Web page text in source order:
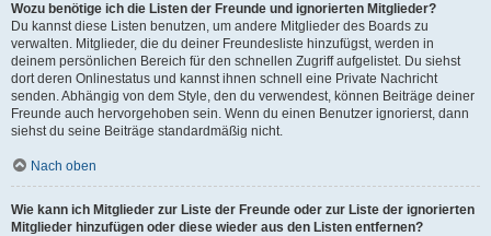
Wozu benötige ich die Listen der Freunde und ignorierten Mitglieder?
Du kannst diese Listen benutzen, um andere Mitglieder des Boards zu
verwalten. Mitglieder, die du deiner Freundesliste hinzufügst, werden in
deinem persönlichen Bereich für den schnellen Zugriff aufgelistet. Du siehst
dort deren Onlinestatus und kannst ihnen schnell eine Private Nachricht
senden. Abhängig von dem Style, den du verwendest, können Beiträge deiner
Freunde auch hervorgehoben sein. Wenn du einen Benutzer ignorierst, dann
siehst du seine Beiträge standardmäßig nicht.
Nach oben
Wie kann ich Mitglieder zur Liste der Freunde oder zur Liste der ignorierten
Mitglieder hinzufügen oder diese wieder aus den Listen entfernen?